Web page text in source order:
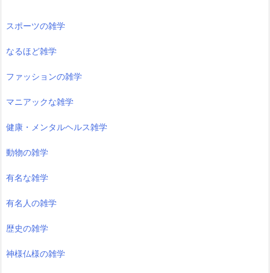
スポーツの雑学
なるほど雑学
ファッションの雑学
マニアックな雑学
健康・メンタルヘルス雑学
動物の雑学
有名な雑学
有名人の雑学
歴史の雑学
神様仏様の雑学